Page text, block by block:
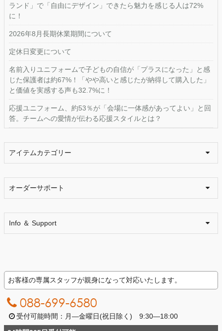
ランド」で「自由にデザイン」できたら魅力を感じる人は72%
に！
2026年8月長期休業期間について
定休日変更について
名前入りユニフォームで子どもの自信が「プラスになった」と感
じた保護者は約67%！「やや高いと感じたが納得して購入した」
と価値を実感する声も32.7%に！
応援ユニフォーム、約53％が「会場に一体感があってよい」と回
答。チームへの愛情が伝わる応援スタイルとは？
アイテムカテゴリー
オーダーサポート
Info ＆ Support
お客様の専属スタッフが親身になって対応いたします。
088-699-6580
受付可能時間：月―金曜日(祝日除く) 9:30―18:00